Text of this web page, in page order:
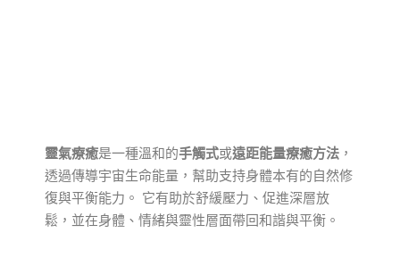
靈氣療癒是一種溫和的手觸式或遠距能量療癒方法 ，
透過傳導宇宙生命能量，幫助支持身體本有的自然修
復與平衡能力。 它有助於舒緩壓力、促進深層放
鬆，並在身體、情緒與靈性層面帶回和諧與平衡。